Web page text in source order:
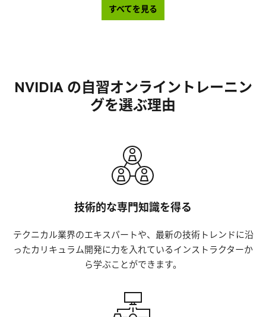
すべてを見る
NVIDIA の自習オンライントレーニン
グを選ぶ理由
技術的な専門知識を得る
テクニカル業界のエキスパートや、最新の技術トレンドに沿
ったカリキュラム開発に力を入れているインストラクターか
ら学ぶことができます。